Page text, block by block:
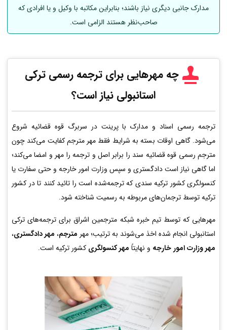
مدارک جانبی دیگری نیاز باشند؛ بنابراین مکاتبه با وکیل و یا افرادی که
صاحب‌نظر هستند الزامی است.
چه مهرهایی برای ترجمه رسمی ترکی
استانبولی نیاز است؟
ترجمه رسمی اسناد و مدارک با پرینت در سربرگ قوه قضائیه شروع
می‌شود. گاهی اوقات بسته به شرایط فقط مهر مترجم کفایت می‌کند چون
مترجم رسمی قوه قضائیه سند را برابر اصل و ترجمه را مهر و امضا می‌کند؛
اما گاهی نیاز است دادگستری و سپس وزارت امور خارجه و حتی سفارت یا
کنسولگری کشور ترکیه سندی که ترجمه‌شده است را تائید کنند تا در کشور
ترکیه توسط ترجمان‌های مربوطه به رسمیت شناخته شود.
مهرهایی که توسط تیم خبره شبکه مترجمین اشراق برای ترجمه‌های ترکی
استانبولی انجام شده اخذ می‌شوند به ترتیب؛ مهر مترجم، مهر دادگستری،
مهر وزارت امور خارجه و نهایتاً مهر کنسولگری کشور ترکیه است.